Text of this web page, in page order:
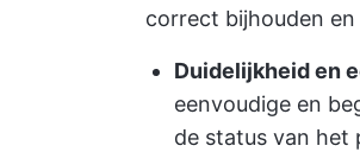
correct bijhouden
Duidelijkheid en
eenvoudige en
de status van het